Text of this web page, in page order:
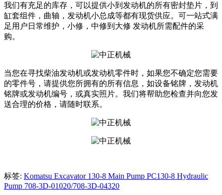
我们有充足的库存，可以提供小到发动机的所有密封垫片，到
缸套组件，曲轴，发动机小总成等都有现货供应。可一站式满
足用户日常维护，小修，中修到大修 发动机所需配件的采
购。
当您在寻找柴油发动机或发动机零件时，如果您不确定您需要
的零件号，请提供您所拥有的所有信息，如设备铭牌，发动机
铭牌或发动机编号，或真实照片。我们将帮助您检查并向您发
送合理的价格，请随时联系。
标签: Komatsu Excavator 130-8 Main Pump PC130-8 Hydraulic
Pump 708-3D-01020/708-3D-04320